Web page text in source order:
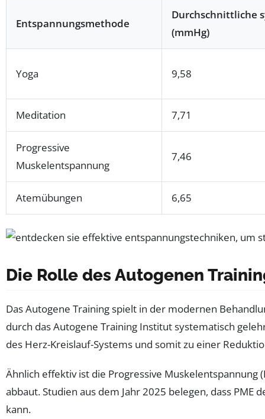
Entspannungsmethode
Durchschnittliche
(mmHg)
Yoga 9,58
Meditation 7,71
Progressive
Muskelentspannung
7,46
Atemübungen 6,65
Die Rolle des Autogenen
Das Autogene Training spielt in der modernen
durch das Autogene Training Institut systematisch
des Herz-Kreislauf-Systems und somit zu einer
Ähnlich effektiv ist die Progressive Muskelentspannung
abbaut. Studien aus dem Jahr 2025 belegen, dass
kann.